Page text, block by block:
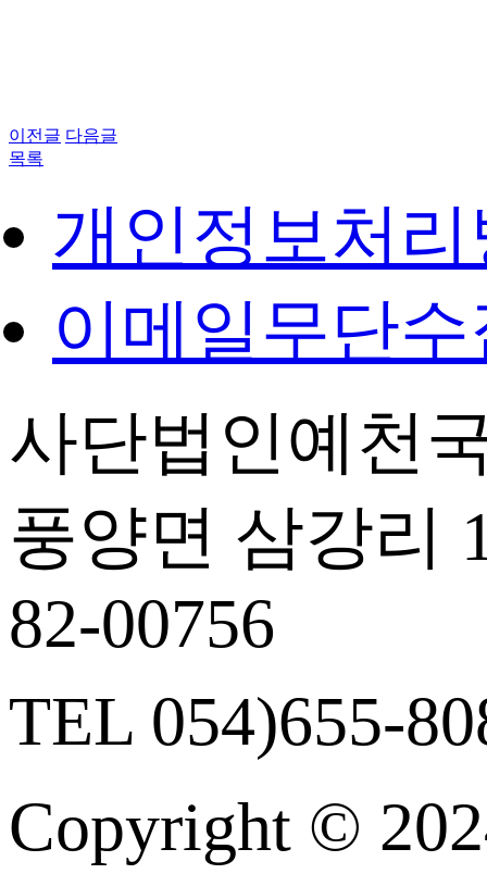
이전글 다음글
목록
개인정보처
이메일무단
사단법인예천
풍양면 삼강리
82-00756
TEL 054)655-
Copyright ©